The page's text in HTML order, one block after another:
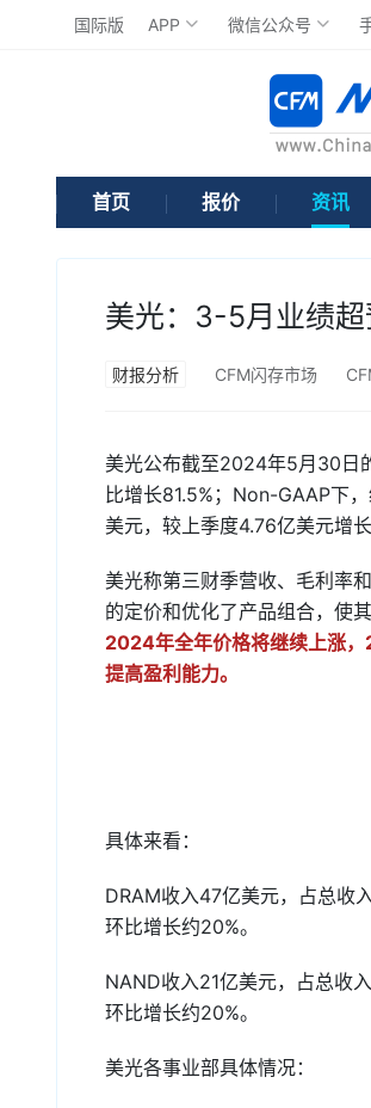
国际版 APP 微信公众号
首页 报价 资讯
美光：3-5月业绩
财报分析 CFM闪存市场
美光公布截至2024年5月30日
比增长81.5%；Non-GAAP下
美元，较上季度4.76亿美元增长
美光称第三财季营收、毛利率
的定价和优化了产品组合，使
2024年全年价格将继续上涨
提高盈利能力。
具体来看：
DRAM收入47亿美元，占总收
环比增长约20%。
NAND收入21亿美元，占总收
环比增长约20%。
美光各事业部具体情况：